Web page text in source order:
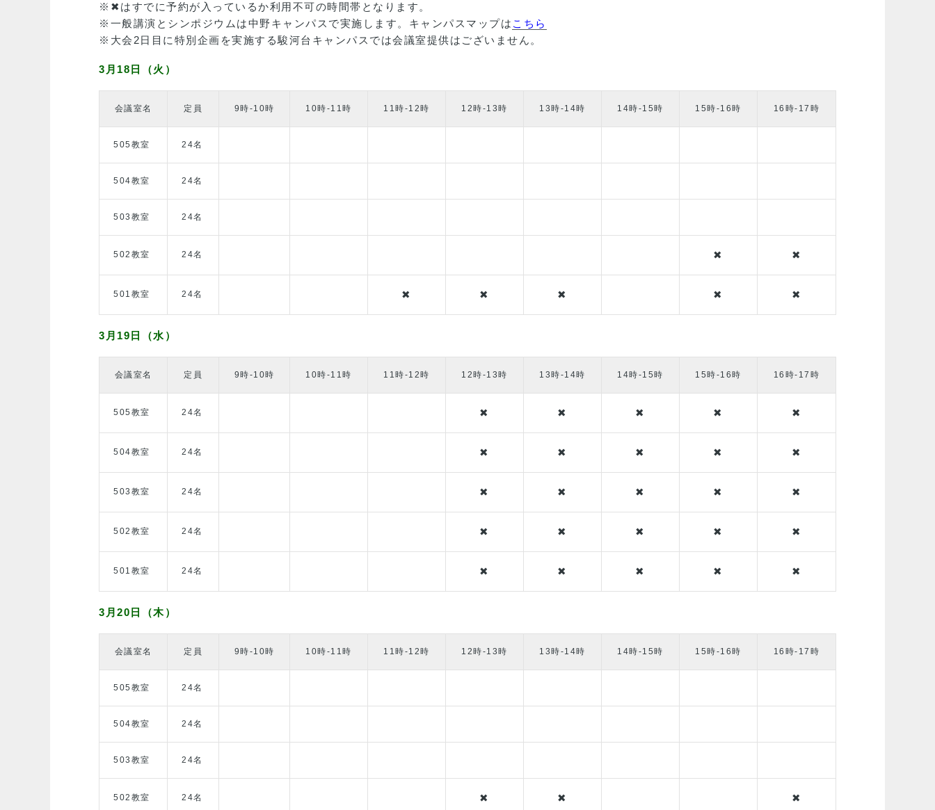
※✖はすでに予約が入っているか利用不可の時間帯となります。
※一般講演とシンポジウムは中野キャンパスで実施します。キャンパスマップは こちら
※大会2日目に特別企画を実施する駿河台キャンパスでは会議室提供はございません。
3月18日（火）
会議室名 定員 9時-10時 10時-11時 11時-12時 12時-13時 13時-14時 14時-15時 15時-16時 16時-17時
505教室 24名
504教室 24名
503教室 24名
502教室 24名 ✖ ✖
501教室 24名 ✖ ✖ ✖ ✖ ✖
3月19日（水）
会議室名 定員 9時-10時 10時-11時 11時-12時 12時-13時 13時-14時 14時-15時 15時-16時 16時-17時
505教室 24名 ✖ ✖ ✖ ✖ ✖
504教室 24名 ✖ ✖ ✖ ✖ ✖
503教室 24名 ✖ ✖ ✖ ✖ ✖
502教室 24名 ✖ ✖ ✖ ✖ ✖
501教室 24名 ✖ ✖ ✖ ✖ ✖
3月20日（木）
会議室名 定員 9時-10時 10時-11時 11時-12時 12時-13時 13時-14時 14時-15時 15時-16時 16時-17時
505教室 24名
504教室 24名
503教室 24名
502教室 24名 ✖ ✖ ✖